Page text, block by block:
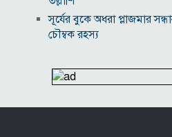
সূর্যের বুকে অধরা প্লাজমার
চৌম্বক রহস্য
প্রতারণা মামলায় সালমান
এলো চাঞ্চল্যকর অভিযোগ